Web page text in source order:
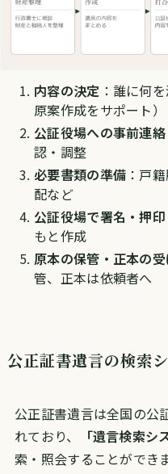
内容の決定 ：誰に何
原案作成をサポート）
公証役場への事前連
認・調整
必要書類の準備 ：戸
配など
公証役場で署名・押印
もと作成
原本の保管・正本の受
管、正本は依頼者へ
公正証書遺言の検索
公正証書遺言は全国の公
れており、
「遺言検索シ
索・照会することができま